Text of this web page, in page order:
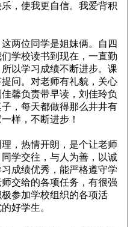
，使我更自信。我爱背积
两位同学是姐妹俩。自四
学校读书到现在，一直勤
以学习成绩不断进步。课
问。对老师有礼貌，关心
馨负责带早读，刘佳玲负
，每天都做得那么井井有
样，不断进步！
，热情开朗，是个让老师
学交往，与人为善，以诚
成绩优秀，能严格遵守学
交给的各项任务，有很强
参加学校组织的各项活
好学生。